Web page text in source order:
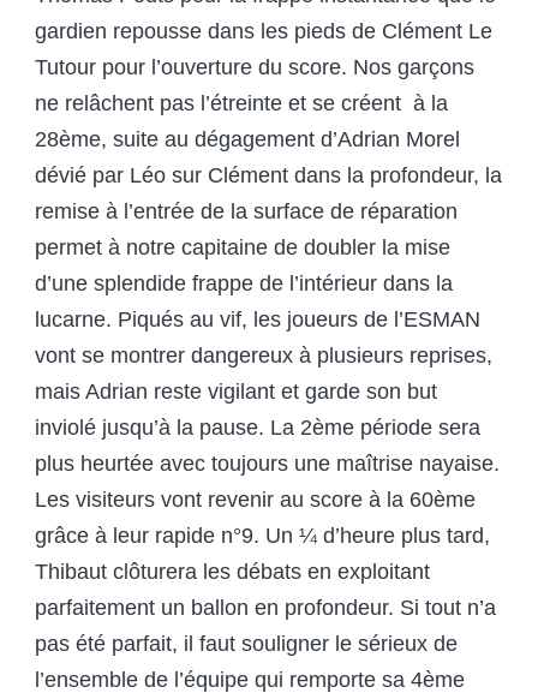
gardien repousse dans les pieds de Clément Le
Tutour pour l’ouverture du score. Nos garçons
ne relâchent pas l’étreinte et se créent à la
28ème, suite au dégagement d’Adrian Morel
dévié par Léo sur Clément dans la profondeur, la
remise à l’entrée de la surface de réparation
permet à notre capitaine de doubler la mise
d’une splendide frappe de l’intérieur dans la
lucarne. Piqués au vif, les joueurs de l’ESMAN
vont se montrer dangereux à plusieurs reprises,
mais Adrian reste vigilant et garde son but
inviolé jusqu’à la pause. La 2ème période sera
plus heurtée avec toujours une maîtrise nayaise.
Les visiteurs vont revenir au score à la 60ème
grâce à leur rapide n°9. Un ¼ d’heure plus tard,
Thibaut clôturera les débats en exploitant
parfaitement un ballon en profondeur. Si tout n’a
pas été parfait, il faut souligner le sérieux de
l’ensemble de l’équipe qui remporte sa 4ème